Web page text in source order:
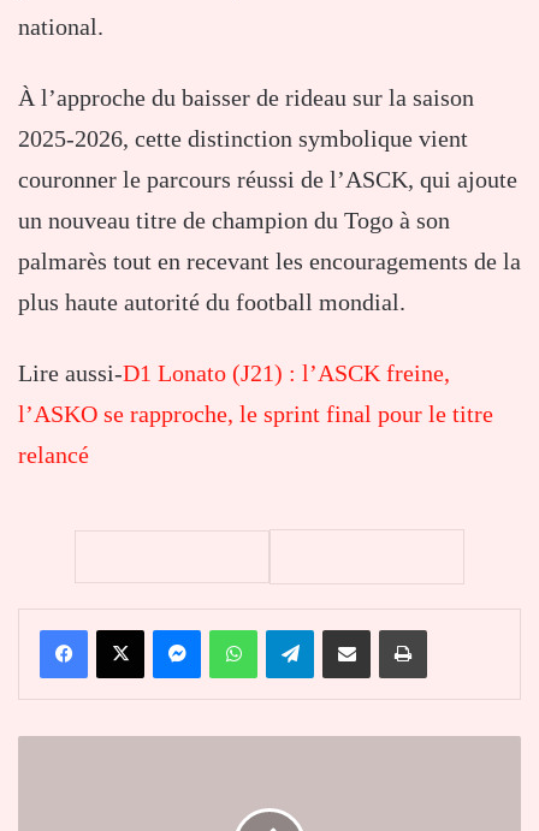
national.
À l’approche du baisser de rideau sur la saison
2025-2026, cette distinction symbolique vient
couronner le parcours réussi de l’ASCK, qui ajoute
un nouveau titre de champion du Togo à son
palmarès tout en recevant les encouragements de la
plus haute autorité du football mondial.
Lire aussi-D1 Lonato (J21) : l’ASCK freine,
l’ASKO se rapproche, le sprint final pour le titre
relancé
FacebookX MessengerWhatsAppTelegramPartager par email Imprimer